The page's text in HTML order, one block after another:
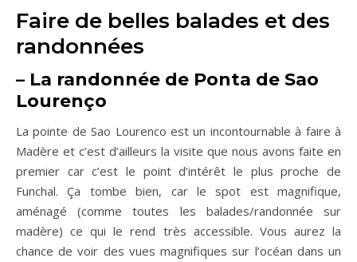
Faire de belles balades et des
randonnées
– La randonnée de Ponta de Sao
Lourenço
La pointe de Sao Lourenco est un incontournable à faire à
Madère et c’est d’ailleurs la visite que nous avons faite en
premier car c’est le point d’intérêt le plus proche de
Funchal. Ça tombe bien, car le spot est magnifique,
aménagé (comme toutes les balades/randonnée sur
madère) ce qui le rend très accessible. Vous aurez la
chance de voir des vues magnifiques sur l’océan dans un